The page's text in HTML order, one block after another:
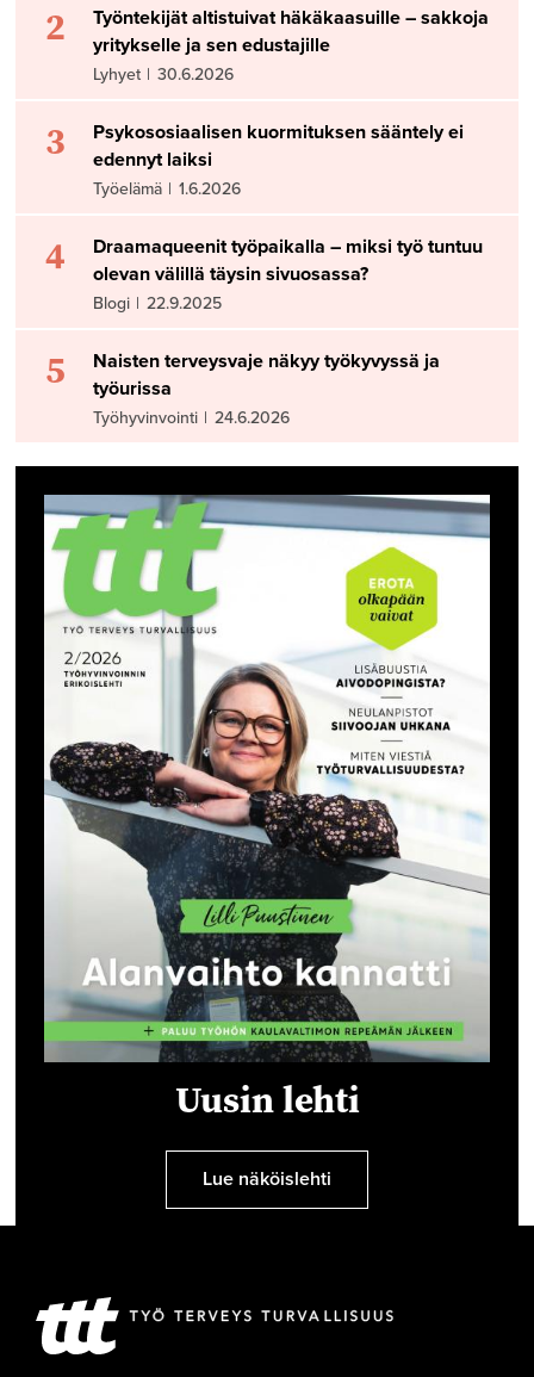
2
Työntekijät altistuivat häkäkaasuille – sakkoja
yritykselle ja sen edustajille
Lyhyet | 30.6.2026
3
Psykososiaalisen kuormituksen sääntely ei
edennyt laiksi
Työelämä | 1.6.2026
4
Draamaqueenit työpaikalla – miksi työ tuntuu
olevan välillä täysin sivuosassa?
Blogi | 22.9.2025
5
Naisten terveysvaje näkyy työkyvyssä ja
työurissa
Työhyvinvointi | 24.6.2026
Uusin lehti
Lue näköislehti